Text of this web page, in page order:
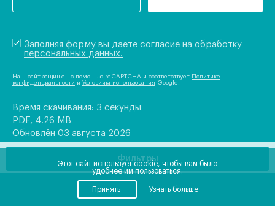
Фильтры
Заполняя форму вы даете согласие на обработку
персональных данных.
Наш сайт защищен с помощью reCAPTCHA и соответствует Политике
конфиденциальности и Условиям использования Google.
Время скачивания: 3 секунды
PDF, 4.26 MB
Обновлён 03 августа 2026
Этот сайт использует cookie, чтобы вам было
удобнее им пользоваться.
Принять Узнать больше